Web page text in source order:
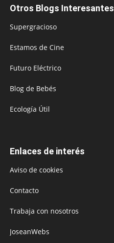
Otros Blogs Interesantes
Supergracioso
Estamos de Cine
Futuro Eléctrico
Blog de Bebés
Ecología Útil
Enlaces de interés
Aviso de cookies
Contacto
Trabaja con nosotros
JoseanWebs